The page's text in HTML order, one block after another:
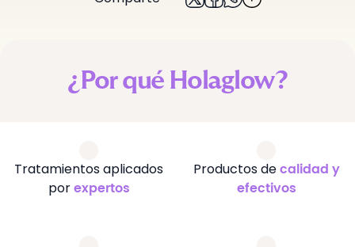
¿Por qué Holaglow?
Tratamientos aplicados
por expertos
Productos de calidad y
efectivos